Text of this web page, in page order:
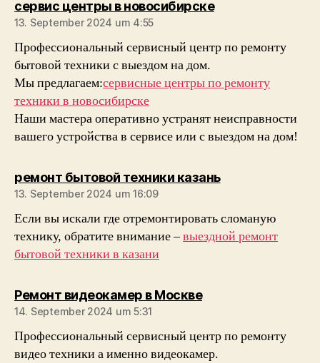
сервис центры в новосибирскеsagt:
13. September 2024 um 4:55
Профессиональный сервисный центр по ремонту
бытовой техники с выездом на дом.
Мы предлагаем:сервисные центры по ремонту
техники в новосибирске
Наши мастера оперативно устранят неисправности
вашего устройства в сервисе или с выездом на дом!
ремонт бытовой техники казаньsagt:
13. September 2024 um 16:09
Если вы искали где отремонтировать сломаную
технику, обратите внимание –выездной ремонт
бытовой техники в казани
Ремонт видеокамер в Москвеsagt:
14. September 2024 um 5:31
Профессиональный сервисный центр по ремонту
видео техники а именно видеокамер.